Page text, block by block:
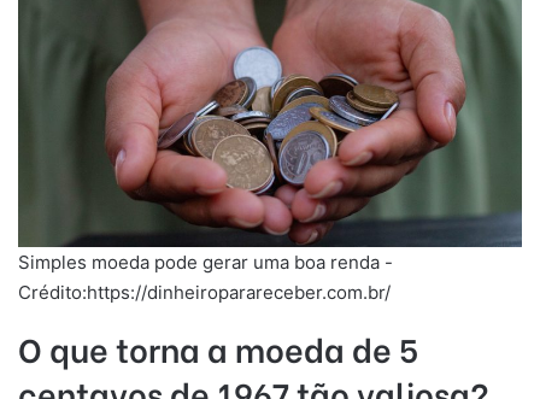
Simples moeda pode gerar uma boa renda -
Crédito:https://dinheiroparareceber.com.br/
O que torna a moeda de 5